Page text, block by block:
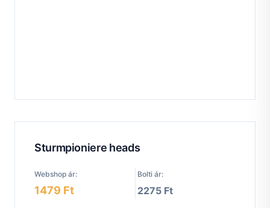
Sturmpioniere heads
Webshop ár: Bolti ár:
1479 Ft 2275 Ft